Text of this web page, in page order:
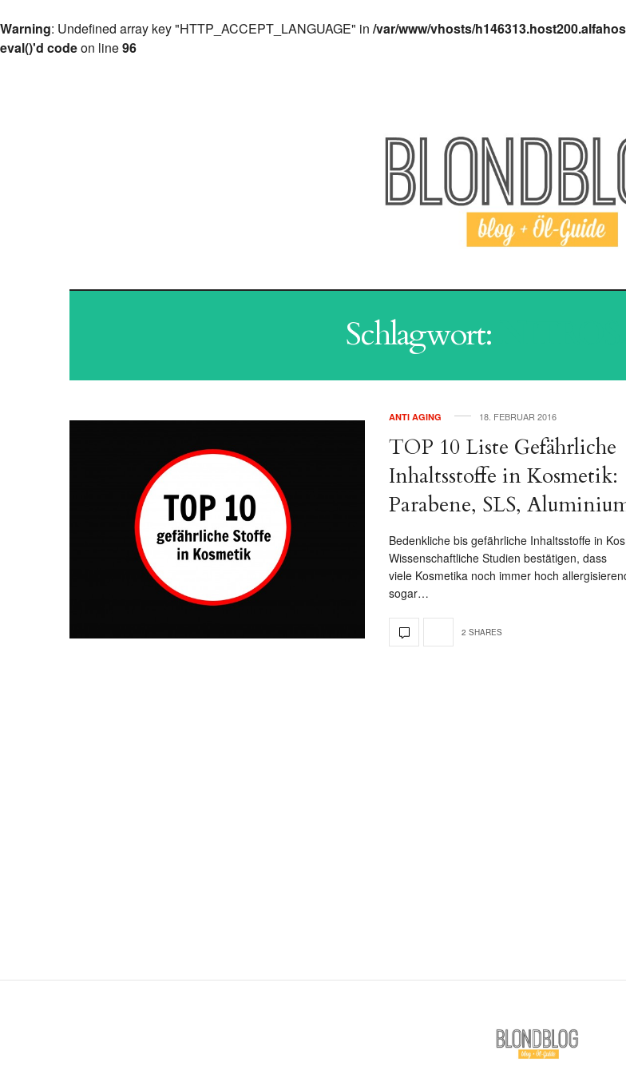
Warning: Undefined array key "HTTP_ACCEPT_LANGUAGE" in /var/www/vhosts/
eval()'d codeon line96
Schlagwort:
ANTI AGING 18. FEBRUAR 2016
TOP 10 Liste Gefährliche
Inhaltsstoffe in Kosmetik:
Parabene, SLS,
Bedenkliche bis gefährliche Inhaltsstoffe in
Wissenschaftliche Studien bestätigen, dass
viele Kosmetika noch immer hoch
sogar…
2 SHARES